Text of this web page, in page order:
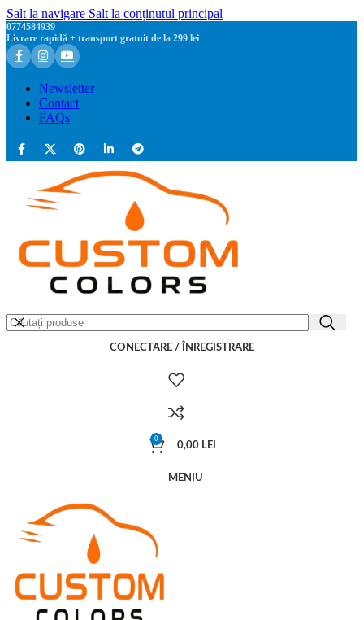
Salt la navigare Salt la conținutul principal
0774584939
Livrare rapidă + transport gratuit de la 299 lei
Newsletter
Contact
FAQs
CONECTARE / ÎNREGISTRARE
0
0,00 LEI
MENIU